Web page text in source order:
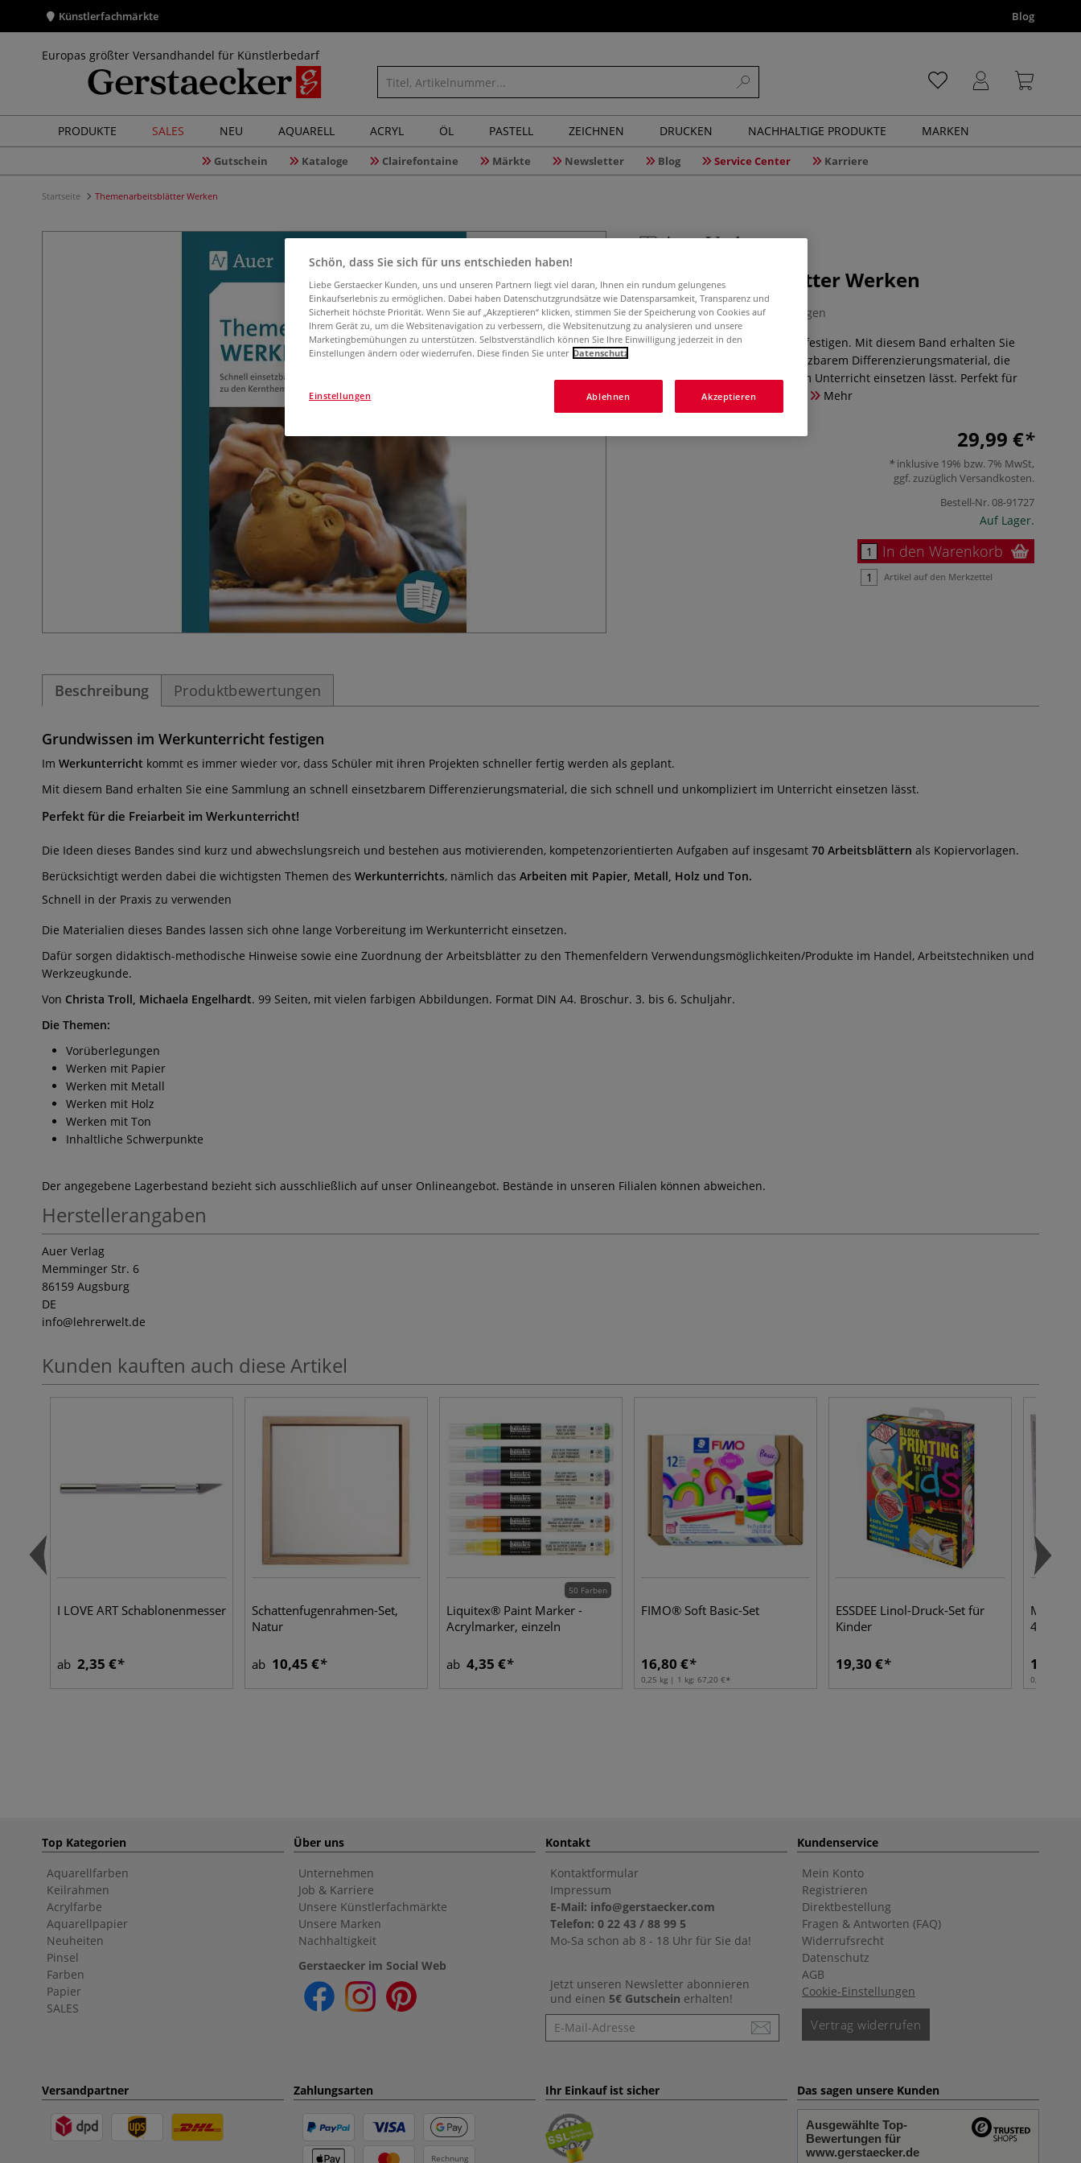
Künstlerfachmärkte Blog
Europas größter Versandhandel für Künstlerbedarf
PRODUKTE SALES NEU AQUARELL ACRYL ÖL PASTELL ZEICHNEN DRUCKEN NACHHALTIGE PRODUKTE MARKEN
Gutschein Kataloge Clairefontaine Märkte Newsletter Blog Service Center Karriere
Startseite Themenarbeitsblätter Werken
Themenarbeitsblätter Werken
0 Bewertungen
Grundwissen im Werkunterricht festigen. Mit diesem Band erhalten Sie
eine Sammlung an schnell einsetzbarem Differenzierungsmaterial, die
sich schnell und unkompliziert im Unterricht einsetzen lässt. Perfekt für
die Freiarbeit im Werkunterricht!
Mehr
29,99 €
inklusive 19% bzw. 7% MwSt,
ggf. zuzüglich Versandkosten.
Bestell-Nr.08-91727
Auf Lager.
In den Warenkorb
Artikel auf den Merkzettel
Beschreibung Produktbewertungen
Grundwissen im Werkunterricht festigen
Im Werkunterricht kommt es immer wieder vor, dass Schüler mit ihren Projekten schneller fertig werden als geplant.
Mit diesem Band erhalten Sie eine Sammlung an schnell einsetzbarem Differenzierungsmaterial, die sich schnell und unkompliziert im Unterricht einsetzen lässt.
Perfekt für die Freiarbeit im Werkunterricht!
Die Ideen dieses Bandes sind kurz und abwechslungsreich und bestehen aus motivierenden, kompetenzorientierten Aufgaben auf insgesamt 70 Arbeitsblättern als Kopiervorlagen.
Berücksichtigt werden dabei die wichtigsten Themen des Werkunterrichts, nämlich das Arbeiten mit Papier, Metall, Holz und Ton.
Schnell in der Praxis zu verwenden
Die Materialien dieses Bandes lassen sich ohne lange Vorbereitung im Werkunterricht einsetzen.
Dafür sorgen didaktisch-methodische Hinweise sowie eine Zuordnung der Arbeitsblätter zu den Themenfeldern Verwendungsmöglichkeiten/Produkte im Handel, Arbeitstechniken und
Werkzeugkunde.
Von Christa Troll, Michaela Engelhardt. 99 Seiten, mit vielen farbigen Abbildungen. Format DIN A4. Broschur. 3. bis 6. Schuljahr.
Die Themen:
Vorüberlegungen
Werken mit Papier
Werken mit Metall
Werken mit Holz
Werken mit Ton
Inhaltliche Schwerpunkte
Der angegebene Lagerbestand bezieht sich ausschließlich auf unser Onlineangebot. Bestände in unseren Filialen können abweichen.
Herstellerangaben
Auer Verlag
Memminger Str. 6
86159 Augsburg
DE
info@lehrerwelt.de
Kunden kauften auch diese Artikel
I LOVE ART Schablonenmesser
ab 2,35 €
Schattenfugenrahmen-Set,
Natur
ab 10,45 €
50 Farben
Liquitex® Paint Marker -
Acrylmarker, einzeln
ab 4,35 €
FIMO® Soft Basic-Set
16,80 €
0,25 kg | 1 kg: 67,20 €
ESSDEE Linol-Druck-Set für
Kinder
19,30 €
MUCKI
4er Set
14,85 €
0,60 l | 1 l:
Top Kategorien
Aquarellfarben
Keilrahmen
Acrylfarbe
Aquarellpapier
Neuheiten
Pinsel
Farben
Papier
SALES
Über uns
Unternehmen
Job & Karriere
Unsere Künstlerfachmärkte
Unsere Marken
Nachhaltigkeit
Gerstaecker im Social Web
Kontakt
Kontaktformular
Impressum
E-Mail: info@gerstaecker.com
Telefon: 0 22 43 / 88 99 5
Mo-Sa schon ab 8 - 18 Uhr für Sie da!
Jetzt unseren Newsletter abonnieren
und einen 5€ Gutschein erhalten!
Newsletter
Kundenservice
Mein Konto
Registrieren
Direktbestellung
Fragen & Antworten (FAQ)
Widerrufsrecht
Datenschutz
AGB
Cookie-Einstellungen
Vertrag widerrufen
Versandpartner Zahlungsarten
Rechnung
Ihr Einkauf ist sicher Das sagen unsere Kunden
Ausgewählte Top-
Bewertungen für
www.gerstaecker.de
Schön, dass Sie sich für uns entschieden haben!
Liebe Gerstaecker Kunden, uns und unseren Partnern liegt viel daran, Ihnen ein rundum gelungenes
Einkaufserlebnis zu ermöglichen. Dabei haben Datenschutzgrundsätze wie Datensparsamkeit, Transparenz und
Sicherheit höchste Priorität. Wenn Sie auf „Akzeptieren“ klicken, stimmen Sie der Speicherung von Cookies auf
Ihrem Gerät zu, um die Websitenavigation zu verbessern, die Websitenutzung zu analysieren und unsere
Marketingbemühungen zu unterstützen. Selbstverständlich können Sie Ihre Einwilligung jederzeit in den
Einstellungen ändern oder wiederrufen. Diese finden Sie unter Datenschutz
Ablehnen Akzeptieren
Einstellungen